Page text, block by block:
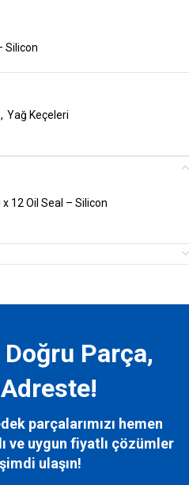
Silicon
, Yağ Keçeleri
12 Oil Seal – Silicon
Parça,
parçalarımızı hemen
ve uygun fiyatlı çözümler
şimdi ulaşın!